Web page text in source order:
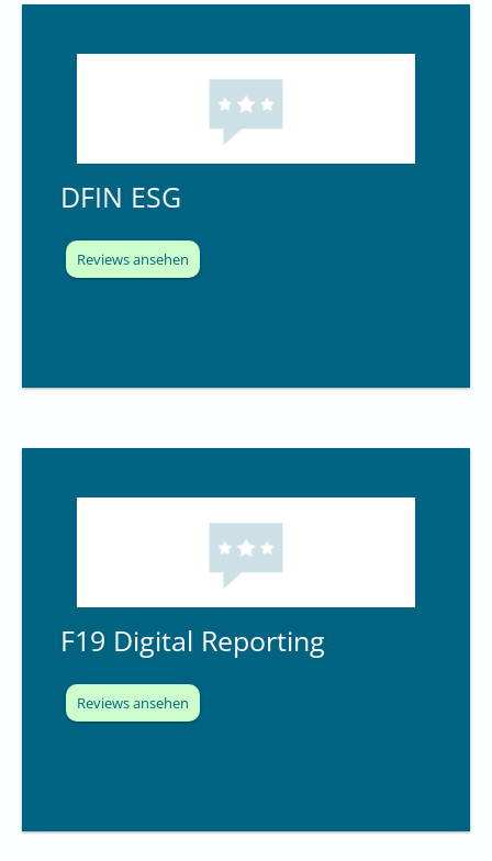
DFIN ESG
Reviews ansehen
F19 Digital Reporting
Reviews ansehen